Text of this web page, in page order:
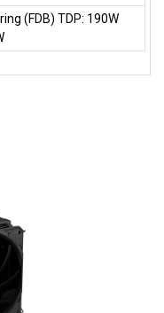
(FDB) TDP: 190W